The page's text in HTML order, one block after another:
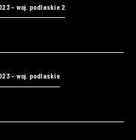
– woj. podlaskie 2
– woj. podlaskie